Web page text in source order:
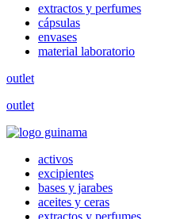
extractos y perfumes
cápsulas
envases
material laboratorio
outlet
outlet
activos
excipientes
bases y jarabes
aceites y ceras
extractos y perfumes